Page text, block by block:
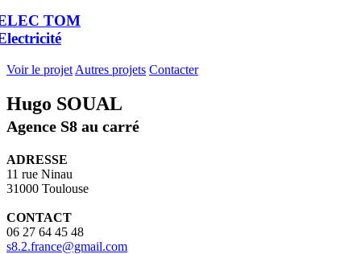
TOM
Voir le projet Autres projets Contacter
Hugo SOUAL
Agence S8 au carré
ADRESSE
11 rue Ninau
31000 Toulouse
CONTACT
06 27 64 45 48
s8.2.france@gmail.com